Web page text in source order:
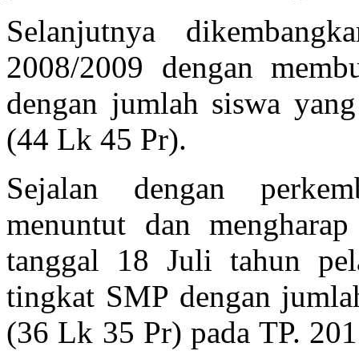
Selanjutnya
2008/2009 dengan
dengan jumlah siswa
(44 Lk 45 Pr).
Sejalan dengan
menuntut dan
tanggal 18 Juli tahun
tingkat SMP dengan
(36 Lk 35 Pr) pada TP.